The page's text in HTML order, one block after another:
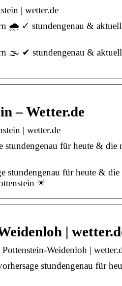
| wetter.de
🌧️ ✓ stundengenau &
🌫️ ✔ stundengenau &
– Wetter.de
| wetter.de
für heute & die
für heute & die
☀
|
Weidenloh |
stundengenau für